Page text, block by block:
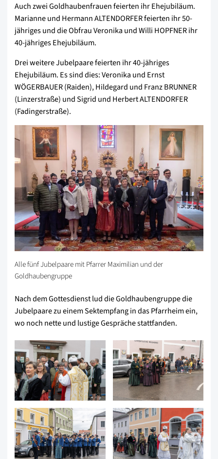
Auch zwei Goldhaubenfrauen feierten ihr Ehejubiläum.
Marianne und Hermann ALTENDORFER feierten ihr 50-
jähriges und die Obfrau Veronika und Willi HOPFNER ihr
40-jähriges Ehejubiläum.
Drei weitere Jubelpaare feierten ihr 40-jähriges
Ehejubiläum. Es sind dies: Veronika und Ernst
WÖGERBAUER (Raiden), Hildegard und Franz BRUNNER
(Linzerstraße) und Sigrid und Herbert ALTENDORFER
(Fadingerstraße).
Alle fünf Jubelpaare mit Pfarrer Maximilian und der
Goldhaubengruppe
Nach dem Gottesdienst lud die Goldhaubengruppe die
Jubelpaare zu einem Sektempfang in das Pfarrheim ein,
wo noch nette und lustige Gespräche stattfanden.